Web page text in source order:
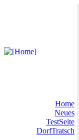
Home
Neues
TestSeite
DorfTratsch